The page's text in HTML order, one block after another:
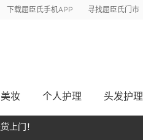
下载屈臣氏手机APP 寻找屈臣氏门市
美妆 个人护理 头发护理
上门！